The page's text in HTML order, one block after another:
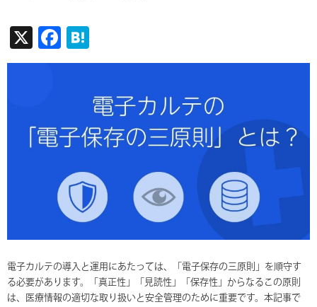
X
F
ac
o
o
k
at
n
a
電子カルテの導入と運用にあたっては、「電子保存の三原則」を順守す
る必要があります。「真正性」「見読性」「保存性」からなるこの原則
は、医療情報の適切な取り扱いと安全管理のために重要です。本記事で